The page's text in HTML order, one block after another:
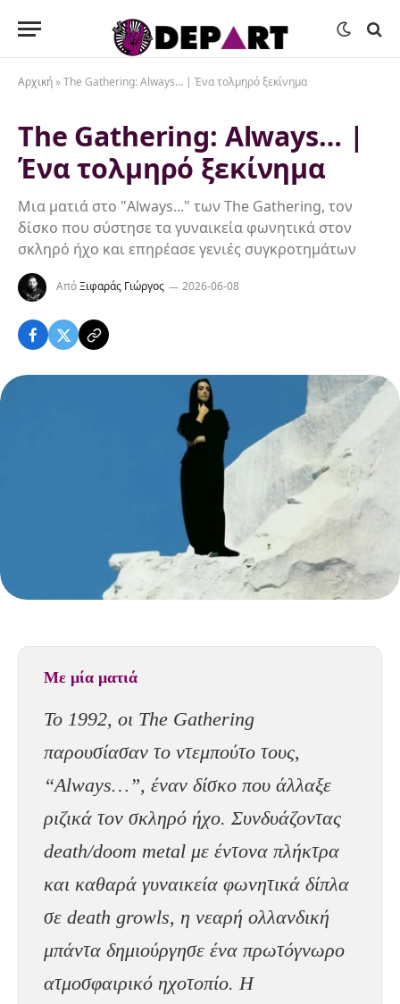
Αρχική »The Gathering: Always… | Ένα τολμηρό ξεκίνημα
The Gathering: Always… |
Ένα τολμηρό ξεκίνημα
Μια ματιά στο "Always..." των The Gathering, τον
δίσκο που σύστησε τα γυναικεία φωνητικά στον
σκληρό ήχο και επηρέασε γενιές συγκροτημάτων
ΑπόΞιφαράς Γιώργος 2026-06-08
Με μία ματιά
Το 1992, οι The Gathering
παρουσίασαν το ντεμπούτο τους,
“Always…”, έναν δίσκο που άλλαξε
ριζικά τον σκληρό ήχο. Συνδυάζοντας
death/doom metal με έντονα πλήκτρα
και καθαρά γυναικεία φωνητικά δίπλα
σε death growls, η νεαρή ολλανδική
μπάντα δημιούργησε ένα πρωτόγνωρο
ατμοσφαιρικό ηχοτοπίο. Η